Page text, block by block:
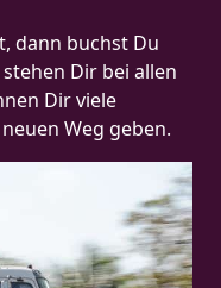
dann buchst Du
Dir bei allen
Dir viele
Weg geben.